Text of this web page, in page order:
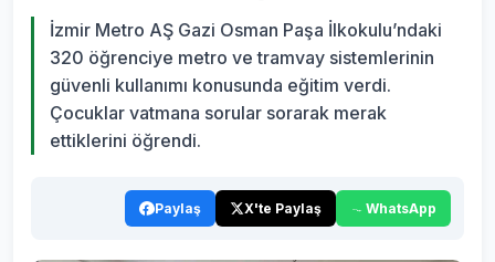
İzmir Metro AŞ Gazi Osman Paşa İlkokulu’ndaki
320 öğrenciye metro ve tramvay sistemlerinin
güvenli kullanımı konusunda eğitim verdi.
Çocuklar vatmana sorular sorarak merak
ettiklerini öğrendi.
Paylaş X'te Paylaş WhatsApp